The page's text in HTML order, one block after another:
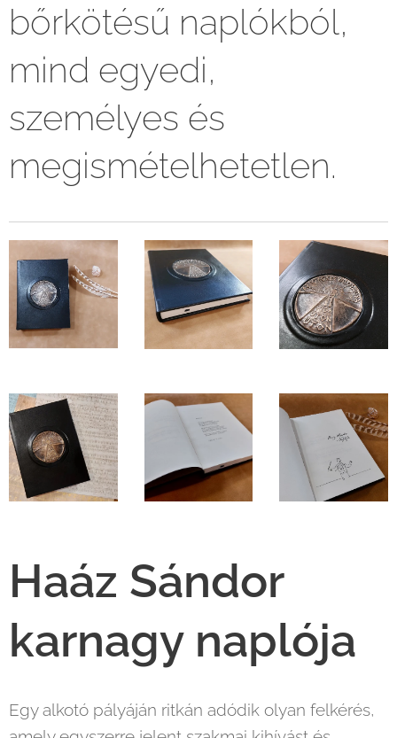
bőrkötésű naplókból,
mind egyedi,
személyes és
megismételhetetlen.
Haáz Sándor
karnagy naplója
Egy alkotó pályáján ritkán adódik olyan felkérés,